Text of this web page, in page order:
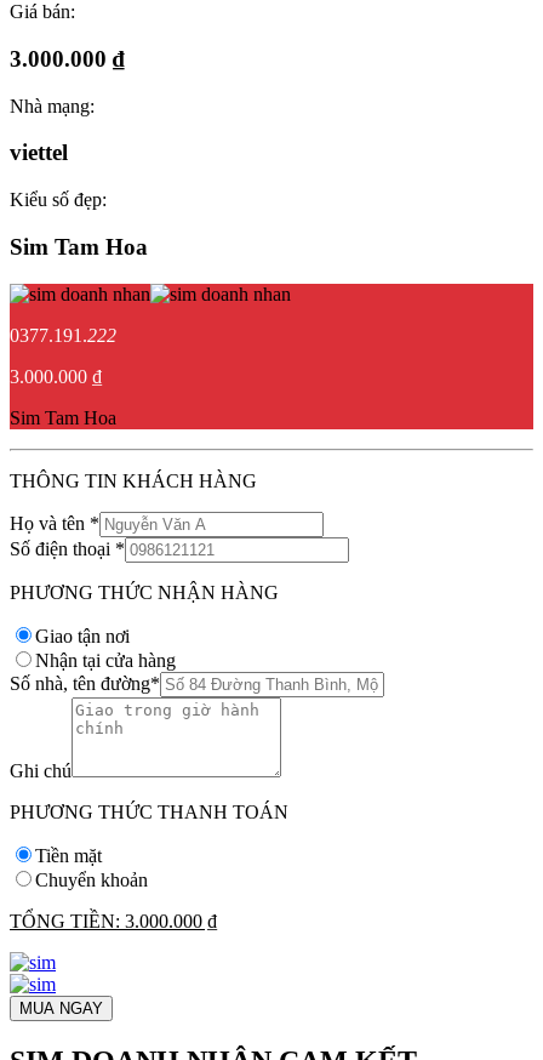
Giá bán:
3.000.000 ₫
Nhà mạng:
viettel
Kiểu số đẹp:
Sim Tam Hoa
0377.191.222
3.000.000 ₫
Sim Tam Hoa
THÔNG TIN KHÁCH HÀNG
Họ và tên *
Số điện thoại *
PHƯƠNG THỨC NHẬN HÀNG
Giao tận nơi
Nhận tại cửa hàng
Số nhà, tên đường*
Ghi chú
PHƯƠNG THỨC THANH TOÁN
Tiền mặt
Chuyển khoản
TỔNG TIỀN: 3.000.000 ₫
MUA NGAY